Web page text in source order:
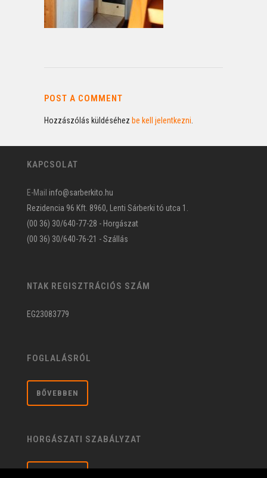
POST A COMMENT
Hozzászólás küldéséhez be kell jelentkezni
KAPCSOLAT
E-Mail info@sarberkito.hu
Rezidencia 96 Kft. 8960, Lenti Sárberki tó utca 1.
(00 36) 30/640-77-28 - Horgászat
(00 36) 30/640-76-21 - Szállás
NTAK REGISZTRÁCIÓS SZÁM
EG23083779
FOGLALÁSRÓL
BŐVEBBEN
HORGÁSZATI SZABÁLYZAT